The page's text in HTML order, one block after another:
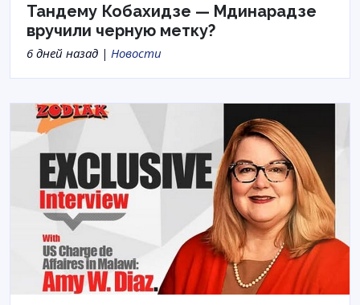
Тандему Кобахидзе — Мдинарадзе
вручили черную метку?
6 дней назад | Новости